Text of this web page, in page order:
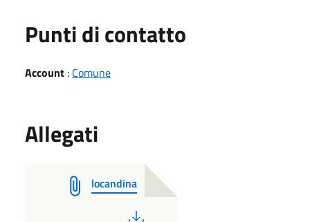
Punti di contatto
Account : Comune
Allegati
locandina